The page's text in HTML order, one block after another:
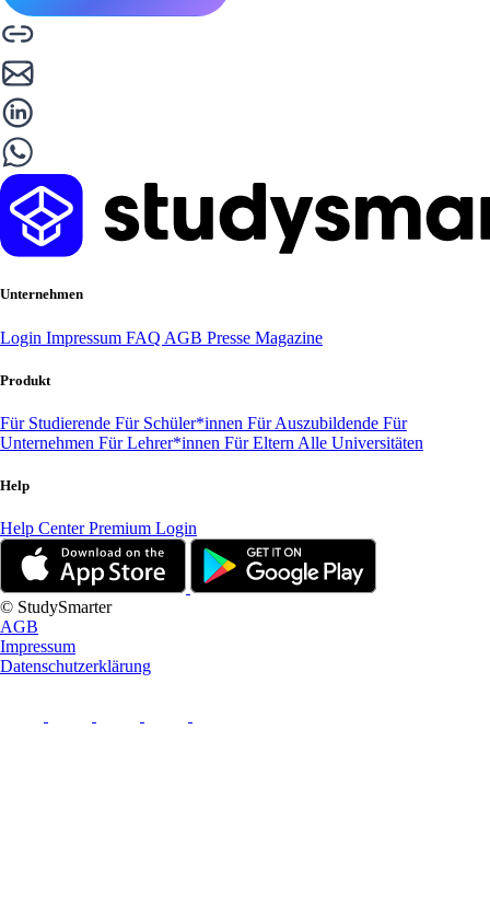
Unternehmen
Login Impressum FAQ AGB Presse Magazine
Produkt
Für Studierende Für Schüler*innen Für Auszubildende Für
Unternehmen Für Lehrer*innen Für Eltern Alle Universitäten
Help
Help CenterPremium Login
© StudySmarter
AGB
Impressum
Datenschutzerklärung